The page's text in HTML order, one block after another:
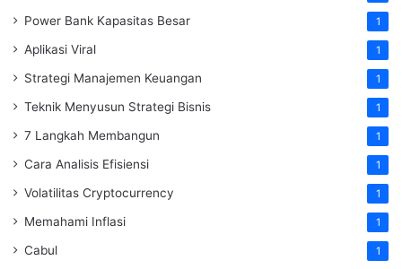
Power Bank Kapasitas Besar 1
Aplikasi Viral 1
Strategi Manajemen Keuangan 1
Teknik Menyusun Strategi Bisnis 1
7 Langkah Membangun 1
Cara Analisis Efisiensi 1
Volatilitas Cryptocurrency 1
Memahami Inflasi 1
Cabul 1